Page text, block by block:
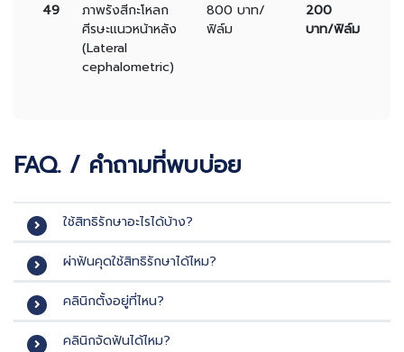
49
ภาพรังสีกะโหลก
ศีรษะแนวหน้าหลัง
(Lateral
cephalometric)
800 บาท/
ฟิล์ม
200
บาท/ฟิล์ม
FAQ. / คำถามที่พบบ่อย
ใช้สิทธิรักษาอะไรได้บ้าง?
ผ่าฟันคุดใช้สิทธิรักษาได้ไหม?
คลินิกตั้งอยู่ที่ไหน?
คลินิกจัดฟันได้ไหม?